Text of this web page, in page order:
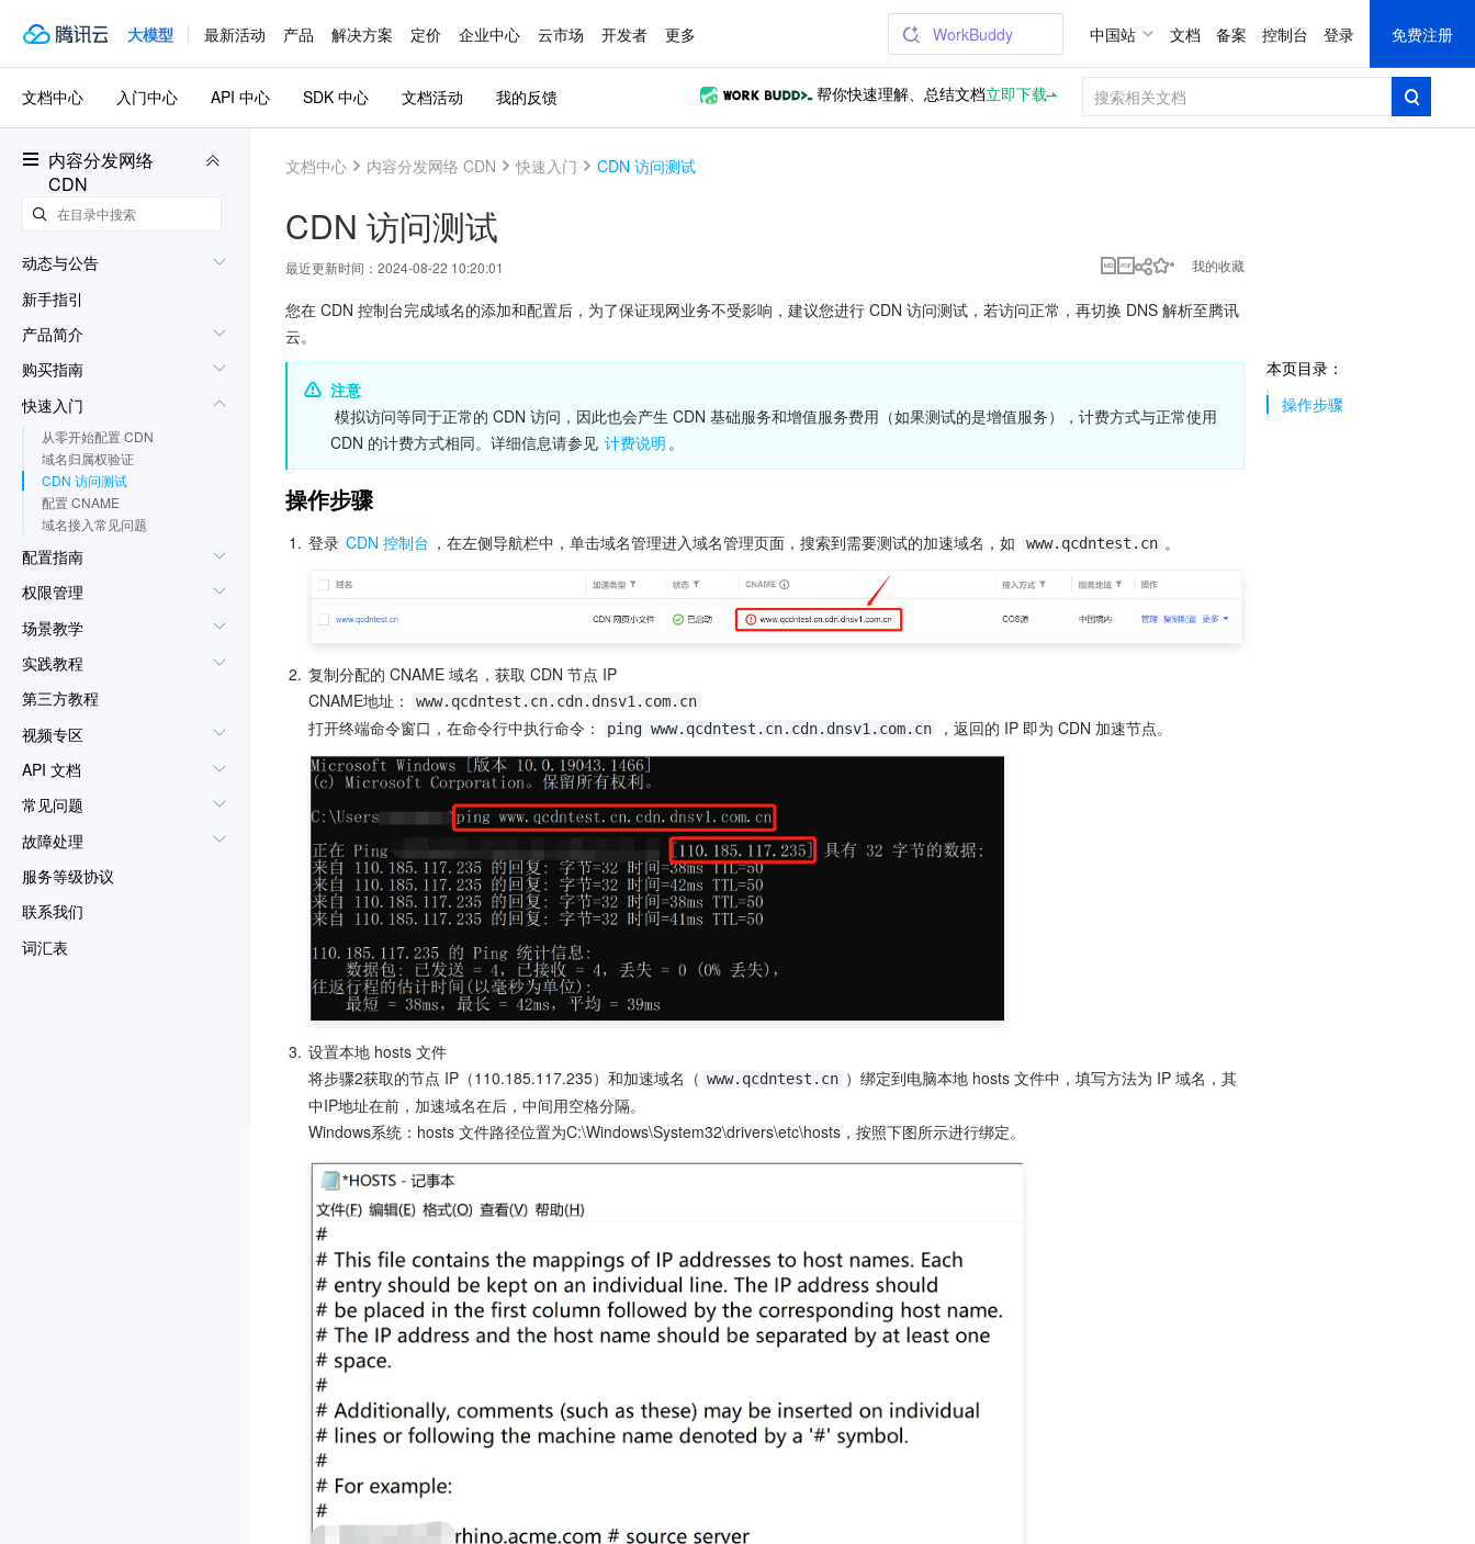
大模型 最新活动 产品 解决方案 定价 企业中心 云市场 开发者 更多 WorkBuddy 中国站 文档 备案 控制台 登录 免费注册
内容分发网络
CDN
动态与公告
新手指引
产品简介
购买指南
快速入门
从零开始配置 CDN
域名归属权验证
CDN 访问测试
配置 CNAME
域名接入常见问题
配置指南
权限管理
场景教学
实践教程
第三方教程
视频专区
API 文档
常见问题
故障处理
服务等级协议
联系我们
词汇表
文档中心 入门中心 API 中心 SDK 中心 文档活动 我的反馈 帮你快速理解、总结文档立即下载
文档中心 内容分发网络 CDN 快速入门 CDN 访问测试
CDN 访问测试
最近更新时间： 2024-08-22 10:20:01 我的收藏
本页目录：
操作步骤
您在 CDN 控制台完成域名的添加和配置后，为了保证现网业务不受影响，建议您进行 CDN 访问测试，若访问正常，再切换 DNS 解析至腾讯
云。
注意
CDN 的计费方式相同。详细信息请参见 计费说明 。
操作步骤
1. 登录 CDN 控制台 ，在左侧导航栏中，单击域名管理进入域名管理页面，搜索到需要测试的加速域名，如 www.qcdntest.cn
2. 复制分配的 CNAME 域名，获取 CDN 节点 IP
CNAME地址：
www.qcdntest.cn.cdn.dnsv1.com.cn
打开终端命令窗口，在命令行中执行命令： ping www.qcdntest.cn.cdn.dnsv1.com.cn ，返回的 IP 即为 CDN 加速节点。
3. 设置本地 hosts 文件
将步骤2获取的节点 IP（110.185.117.235）和加速域名（ www.qcdntest.cn ）绑定到电脑本地 hosts 文件中，填写方法为 IP 域名，其
中IP地址在前，加速域名在后，中间用空格分隔。
Windows系统：hosts 文件路径位置为C:\Windows\System32\drivers\etc\hosts，按照下图所示进行绑定。